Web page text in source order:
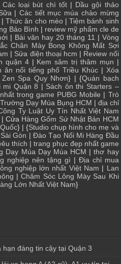
Các loại bút chì tốt| Dầu gội thảo
| Các tiết mục múa chào mừng
Thức ăn cho mèo|Tiệm bánh sinh
Bảo Bình | review mỹ phẩm cle de
| Bài văn hay 20 tháng 11 | Vòng
Chân Mày Bong Không Mất Sợi
| Sửa điện thoại hcm | Review nối
quận 4| Kem sâm trị thâm mụn |
ăn nổi tiếng phố Triều Khúc| Xóa
Zen Spa Quy Nhơn} | {Quán bạch
mi Quận 8 | Sách ôn thi Starters –
trong game PUBG Mobile | Trò
Trường Dạy Múa Bụng HCM | địa chỉ
Ty Luật Uy Tín Nhất Việt Nam
| Cửa Hàng Gốm Sứ Nhật Bản HCM
} | {Studio chụp hình cho mẹ và
Gòn |Đào Tạo Nối Mi Hàng Đầu
thích | trang phục đẹp nhất game
Dạy Múa Dạy Múa HCM |thơ hay
nghiệp nên tặng gì | Địa chỉ mua
nghiệp lớn nhất Việt Nam | Lan
|Chăm Sóc Lông Mày Sau Khi
Lớn Nhất Việt Nam}
đáng tin cậy tại Quận 3